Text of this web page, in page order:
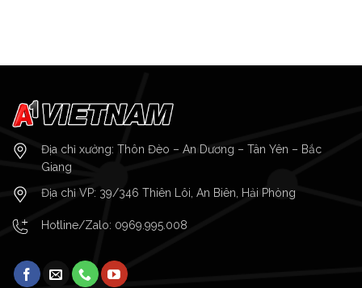
Địa chỉ xưởng: Thôn Đèo – An Dương – Tân Yên – Bắc
Giang
Địa chỉ VP: 39/346 Thiên Lôi, An Biên, Hải Phòng
Hotline/Zalo: 0969.995.008